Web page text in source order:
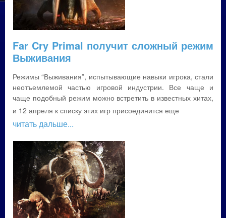
Far Cry Primal получит сложный режим
Выживания
Режимы “Выживания”, испытывающие навыки игрока, стали
неотъемлемой частью игровой индустрии. Все чаще и
чаще подобный режим можно встретить в известных хитах,
и 12 апреля к списку этих игр присоединится еще
читать дальше...